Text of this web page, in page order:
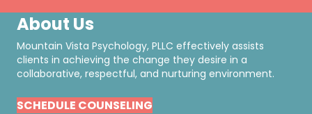
About Us
Mountain Vista Psychology, PLLC effectively assists
clients in achieving the change they desire in a
collaborative, respectful, and nurturing environment.
SCHEDULE COUNSELING